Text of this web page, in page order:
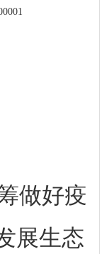
做好疫
展生态